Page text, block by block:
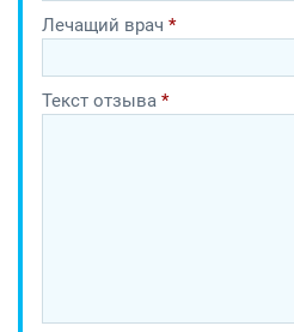
Лечащий врач *
Текст отзыва *